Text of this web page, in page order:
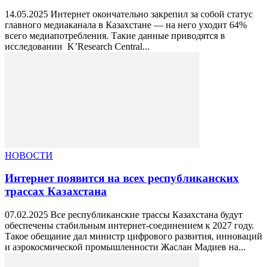
14.05.2025 Интернет окончательно закрепил за собой статус
главного медиаканала в Казахстане — на него уходит 64%
всего медиапотребления. Такие данные приводятся в
исследовании K’Research Central...
НОВОСТИ
Интернет появится на всех республиканских
трассах Казахстана
07.02.2025 Все республиканские трассы Казахстана будут
обеспечены стабильным интернет-соединением к 2027 году.
Такое обещание дал министр цифрового развития, инноваций
и аэрокосмической промышленности Жаслан Мадиев на...